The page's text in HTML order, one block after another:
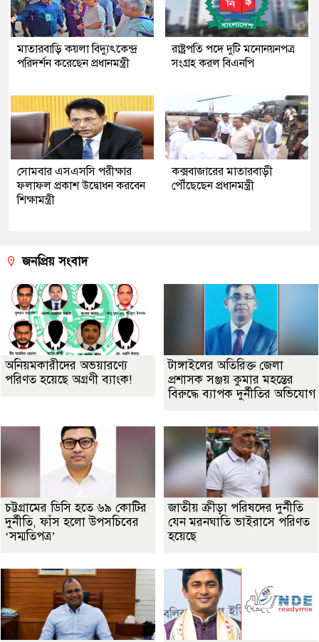
মাতারবাড়ি কয়লা বিদ্যুৎকেন্দ্র
পরিদর্শন করেছেন প্রধানমন্ত্রী
রাষ্ট্রপতি পদে দুটি মনোনয়নপত্র
সংগ্রহ করল বিএনপি
সোমবার এসএসসি পরীক্ষার
ফলাফল প্রকাশ উদ্বোধন করবেন
শিক্ষামন্ত্রী
কক্সবাজারের মাতারবাড়ী
পৌঁছেছেন প্রধানমন্ত্রী
জনপ্রিয় সংবাদ
অনিয়মকারীদের অভয়ারণ্যে
পরিণত হয়েছে অগ্রণী ব্যাংক!
টাঙ্গাইলের অতিরিক্ত জেলা
প্রশাসক সঞ্জয় কুমার মহন্তের
বিরুদ্ধে ব্যাপক দুর্নীতির অভিযোগ
চট্টগ্রামের ডিসি হতে ৬৯ কোটির
দুর্নীতি, ফাঁস হলো উপসচিবের
‘সম্মতিপত্র’
জাতীয় ক্রীড়া পরিষদের দুর্নীতি
যেন মরনঘাতি ভাইরাসে পরিণত
হয়েছে